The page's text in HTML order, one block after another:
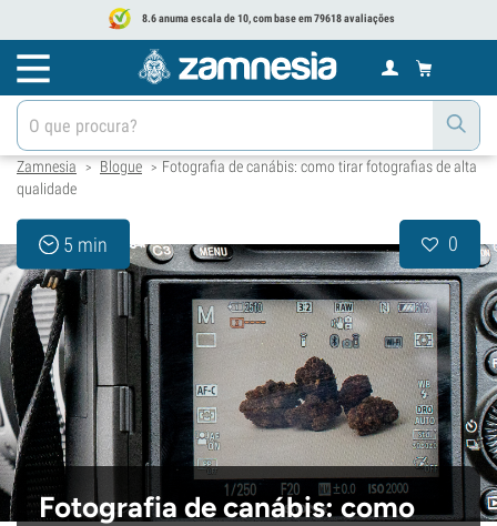
8.6 anuma escala de 10, com base em 79618 avaliações
Zamnesia > Blogue > Fotografia de canábis: como tirar fotografias de alta
qualidade
5 min 0
Fotografia de canábis: como